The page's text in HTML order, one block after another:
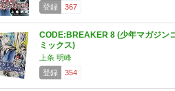
登録
367
CODE:BREAKER 8 (少年マガジン
ミックス)
上条 明峰
登録
354